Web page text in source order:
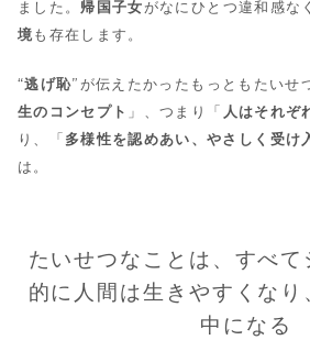
ました。 帰国子女がなにひとつ違和感な
境も存在します。
“逃げ恥”が伝えたかったもっともたいせ
生のコンセプト 」、つまり「 人はそれぞ
り、「多様性を認めあい、やさしく受け
は。
たいせつなことは、すべ
的に人間は生きやすくなり
中になる